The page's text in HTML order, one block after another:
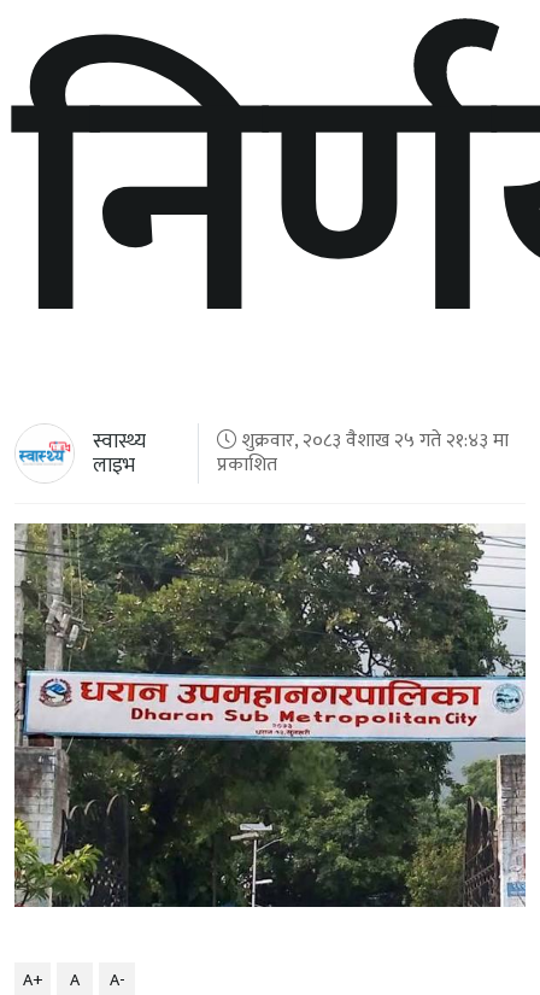
स्वास्थ्य
लाइभ
शुक्रवार, २०८३ वैशाख २५ गते २१:४३ मा
प्रकाशित
A+ A A-